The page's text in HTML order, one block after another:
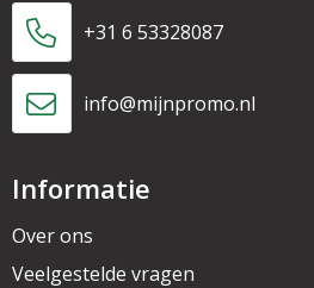
+31 6 53328087
info@mijnpromo.nl
Informatie
Over ons
Veelgestelde vragen